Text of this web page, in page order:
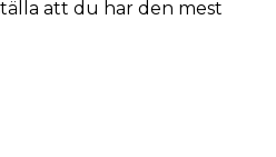
att du har den mest